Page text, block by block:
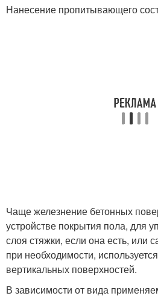
Нанесение пропитывающего
Чаще железнение бетонных
устройстве покрытия пола, для
слоя стяжки, если она есть, или
при необходимости,
вертикальных поверхностей.
В зависимости от вида